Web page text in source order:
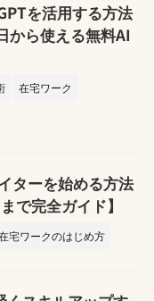
を活用する方法
から使える無料AI
在宅ワーク
ターを始める方法
で完全ガイド】
宅ワークのはじめ方